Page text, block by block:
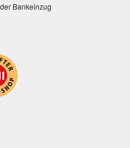
Bankeinzug